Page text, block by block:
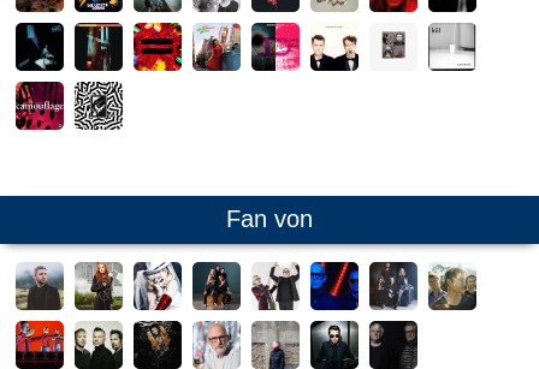
Fan von